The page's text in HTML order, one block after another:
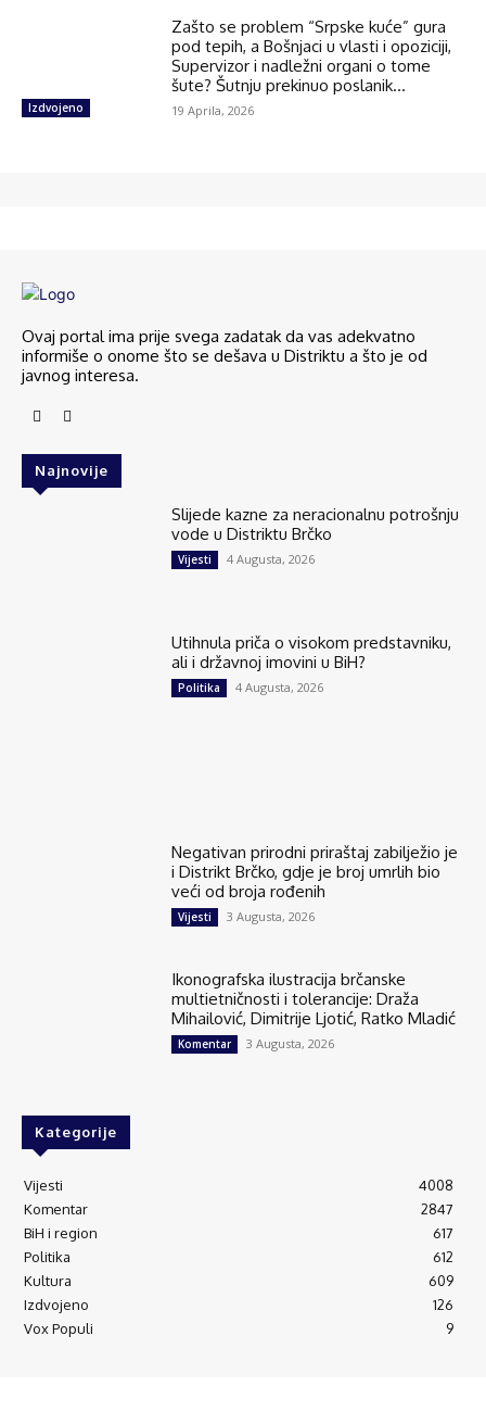
Izdvojeno
Zašto se problem “Srpske kuće” gura
pod tepih, a Bošnjaci u vlasti i opoziciji,
Supervizor i nadležni organi o tome
šute? Šutnju prekinuo poslanik...
19 Aprila, 2026
Ovaj portal ima prije svega zadatak da vas adekvatno
informiše o onome što se dešava u Distriktu a što je od
javnog interesa.
Najnovije
Slijede kazne za neracionalnu potrošnju
vode u Distriktu Brčko
Vijesti 4 Augusta, 2026
Utihnula priča o visokom predstavniku,
ali i državnoj imovini u BiH?
Politika 4 Augusta, 2026
Negativan prirodni priraštaj zabilježio je
i Distrikt Brčko, gdje je broj umrlih bio
veći od broja rođenih
Vijesti 3 Augusta, 2026
Ikonografska ilustracija brčanske
multietničnosti i tolerancije: Draža
Mihailović, Dimitrije Ljotić, Ratko Mladić
Komentar 3 Augusta, 2026
Kategorije
Vijesti
4008
Komentar
2847
BiH i region
617
Politika
612
Kultura
609
Izdvojeno
126
Vox Populi
9